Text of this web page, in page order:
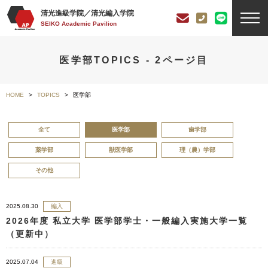
清光進級学院／清光編入学院
SEIKO Academic Pavilion
医学部TOPICS - 2ページ目
HOME TOPICS 医学部
全て 医学部 歯学部
薬学部 獣医学部 理（農）学部
その他
2026年度 私立大学 医学部学士・一般編入実施大学一覧
（更新中）
2025.08.30 編入
2025.07.04 進級